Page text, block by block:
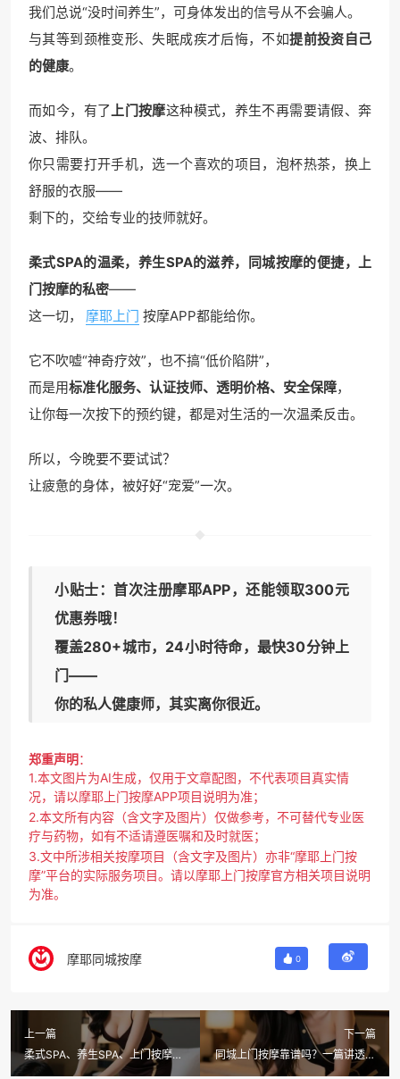
我们总说“没时间养生”，可身体发出的信号从不会骗人。
与其等到颈椎变形、失眠成疾才后悔，不如提前投资自己
的健康。
而如今，有了 上门按摩这种模式，养生不再需要请假、奔
波、排队。
你只需要打开手机，选一个喜欢的项目，泡杯热茶，换上
舒服的衣服——
剩下的，交给专业的技师就好。
柔式SPA的温柔，养生SPA的滋养，同城按摩的便捷，上
门按摩的私密——
这一切，
摩耶上门 按摩APP都能给你。
它不吹嘘“神奇疗效”，也不搞“低价陷阱”，
而是用标准化服务、认证技师、透明价格、安全保障，
让你每一次按下的预约键，都是对生活的一次温柔反击。
所以，今晚要不要试试？
让疲惫的身体，被好好“宠爱”一次。
小贴士 ：首次注册摩耶APP，还能领取300元
优惠券哦！
覆盖280+城市，24小时待命，最快30分钟上
门——
你的私人健康师，其实离你很近。
郑重声明：
1.本文图片为AI生成，仅用于文章配图，不代表项目真实情
况，请以摩耶上门按摩APP项目说明为准；
2.本文所有内容（含文字及图片）仅做参考，不可替代专业医
疗与药物，如有不适请遵医嘱和及时就医；
3.文中所涉相关按摩项目（含文字及图片）亦非“摩耶上门按
摩”平台的实际服务项目。请以摩耶上门按摩官方相关项目说明
为准。
摩耶同城按摩 0
上一篇
柔式SPA、养生SPA、上门按摩到
底啥区别？这篇攻略看完，你会马
下一篇
同城上门按摩靠谱吗？一篇讲透所
有门道，看完直接预约摩耶上门按